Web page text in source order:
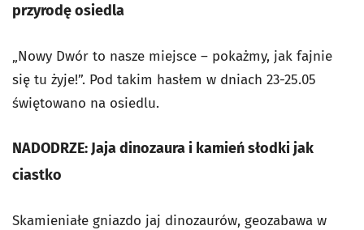
przyrodę osiedla
„Nowy Dwór to nasze miejsce – pokażmy, jak fajnie
się tu żyje!”. Pod takim hasłem w dniach 23-25.05
świętowano na osiedlu.
NADODRZE: Jaja dinozaura i kamień słodki jak
ciastko
Skamieniałe gniazdo jaj dinozaurów, geozabawa w